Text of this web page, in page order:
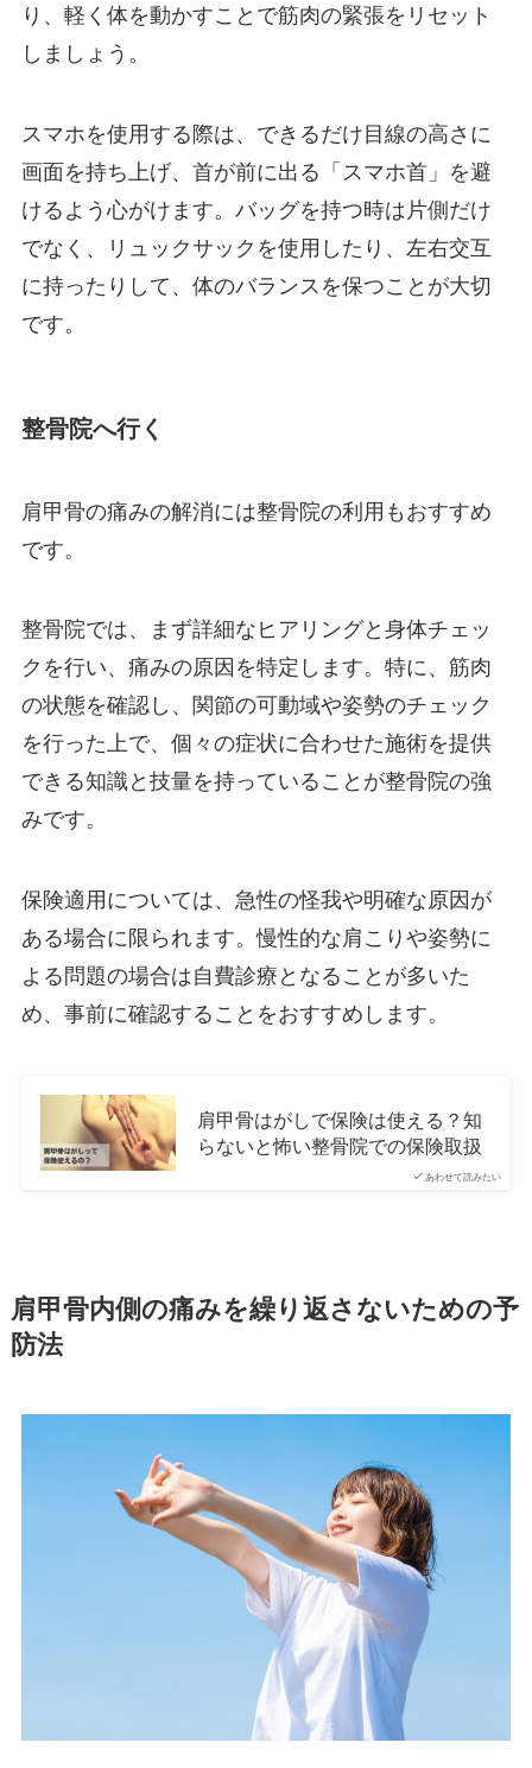
り、軽く体を動かすことで筋肉の緊張をリセット
しましょう。
スマホを使用する際は、できるだけ目線の高さに
画面を持ち上げ、首が前に出る「スマホ首」を避
けるよう心がけます。バッグを持つ時は片側だけ
でなく、リュックサックを使用したり、左右交互
に持ったりして、体のバランスを保つことが大切
です。
整骨院へ行く
肩甲骨の痛みの解消には整骨院の利用もおすすめ
です。
整骨院では、まず詳細なヒアリングと身体チェッ
クを行い、痛みの原因を特定します。特に、筋肉
の状態を確認し、関節の可動域や姿勢のチェック
を行った上で、個々の症状に合わせた施術を提供
できる知識と技量を持っていることが整骨院の強
みです。
保険適用については、急性の怪我や明確な原因が
ある場合に限られます。慢性的な肩こりや姿勢に
よる問題の場合は自費診療となることが多いた
め、事前に確認することをおすすめします。
あわせて読みたい
肩甲骨はがしで保険は使える？知
らないと怖い整骨院での保険取扱
肩甲骨内側の痛みを繰り返さないための予
防法